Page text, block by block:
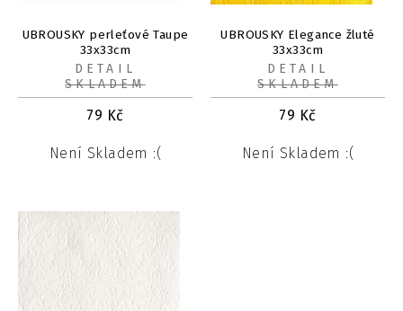
UBROUSKY perleťové Taupe
33x33cm
79 Kč
Není Skladem :(
DETAIL
SKLADEM
UBROUSKY Elegance žluté
33x33cm
79 Kč
Není Skladem :(
DETAIL
SKLADEM